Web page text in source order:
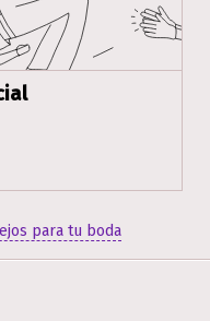
para tu boda